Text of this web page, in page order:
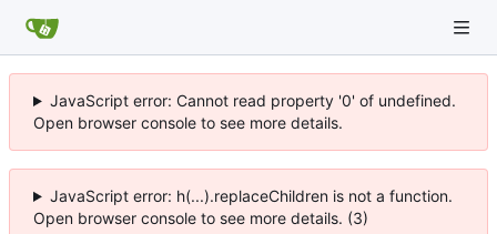
JavaScript error: Cannot read property '0' of undefined.
Open browser console to see more details.
JavaScript error: h(...).replaceChildren is not a function.
Open browser console to see more details. (3)